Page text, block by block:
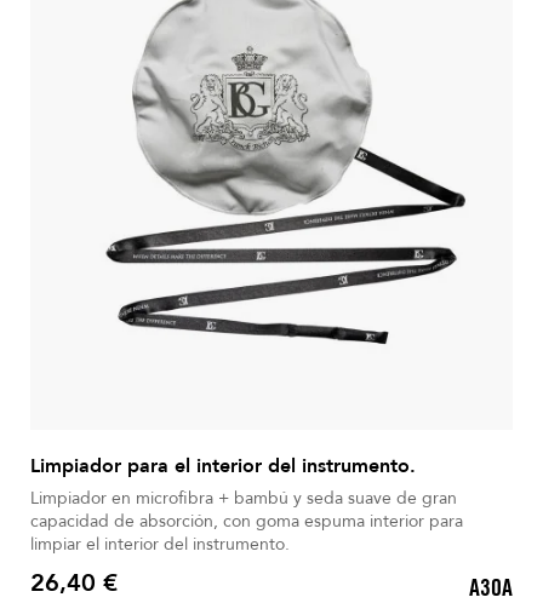
Limpiador para el interior del instrumento.
Limpiador en microfibra + bambú y seda suave de gran
capacidad de absorción, con goma espuma interior para
limpiar el interior del instrumento.
Precio
26,40 € A30A